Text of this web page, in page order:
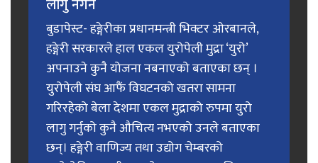
बुडापेस्ट- हङ्गेरीका प्रधानमन्त्री भिक्टर ओरबानले,
हङ्गेरी सरकारले हाल एकल युरोपेली मुद्रा ‘युरो’
अपनाउने कुनै योजना नबनाएको बताएका छन् ।
युरोपेली संघ आफैं विघटनको खतरा सामना
गरिरहेको बेला देशमा एकल मुद्राको रुपमा युरो
लागु गर्नुको कुनै औचित्य नभएको उनले बताएका
छन्। हङ्गेरी वाणिज्य तथा उद्योग चेम्बरको